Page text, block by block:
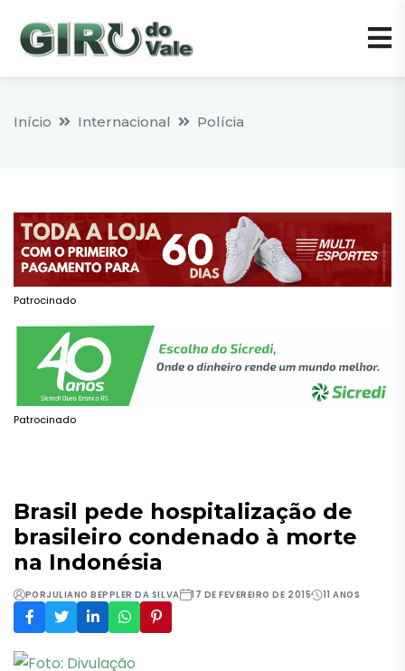
Início Internacional Polícia
Patrocinado
Patrocinado
Brasil pede hospitalização de
brasileiro condenado à morte
na Indonésia
PORJULIANO BEPPLER DA SILVA 17 DE FEVEREIRO DE 2015 11 ANOS